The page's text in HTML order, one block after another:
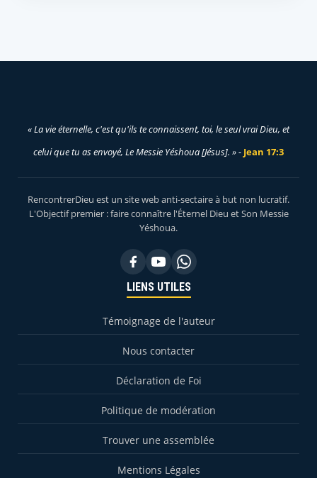
« La vie éternelle, c'est qu'ils te connaissent, toi, le seul vrai Dieu, et
celui que tu as envoyé, Le Messie Yéshoua [Jésus]. » - Jean 17:3
RencontrerDieu est un site web anti-sectaire à but non lucratif.
L'Objectif premier : faire connaître l'Éternel Dieu et Son Messie
Yéshoua.
LIENS UTILES
Témoignage de l'auteur
Nous contacter
Déclaration de Foi
Politique de modération
Trouver une assemblée
Mentions Légales